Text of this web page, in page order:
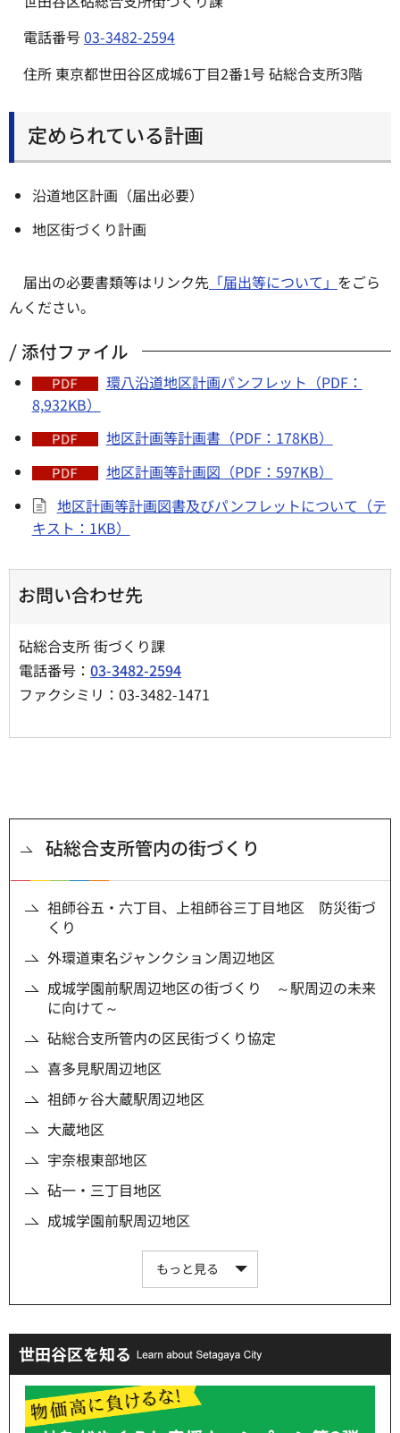
電話番号03-3482-2594
住所 東京都世田谷区成城6丁目2番1号 砧総合支所3階
定められている計画
沿道地区計画（届出必要）
地区街づくり計画
届出の必要書類等はリンク先 「届出等について」 をごら
んください。
添付ファイル
環八沿道地区計画パンフレット（PDF：
8,932KB）
地区計画等計画書（PDF：178KB）
地区計画等計画図（PDF：597KB）
地区計画等計画図書及びパンフレットについて（テ
キスト：1KB）
お問い合わせ先
砧総合支所 街づくり課
電話番号： 03-3482-2594
ファクシミリ：03-3482-1471
砧総合支所管内の街づくり
祖師谷五・六丁目、上祖師谷三丁目地区 防災街づ
くり
外環道東名ジャンクション周辺地区
成城学園前駅周辺地区の街づくり ～駅周辺の未来
に向けて～
砧総合支所管内の区民街づくり協定
喜多見駅周辺地区
祖師ヶ谷大蔵駅周辺地区
大蔵地区
宇奈根東部地区
砧一・三丁目地区
成城学園前駅周辺地区
もっと見る
世田谷区を知る